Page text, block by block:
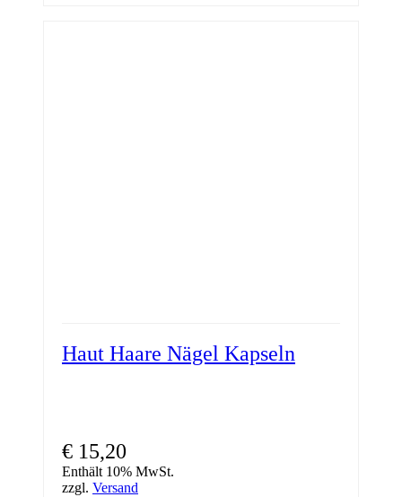
Haut Haare Nägel Kapseln
€ 15,20
Enthält 10% MwSt.
zzgl. Versand